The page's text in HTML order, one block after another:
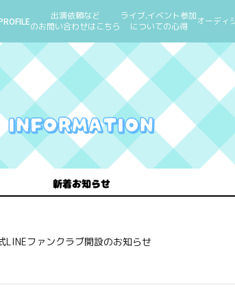
出演依頼など
のお問い合わせはこちら
ライブ,イベント参加
についての心得
オーディ
新着お知らせ
LINEファンクラブ開設のお知らせ